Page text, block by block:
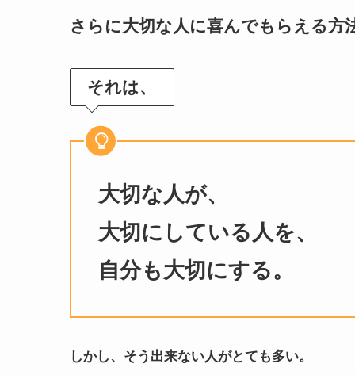
さらに大切な人に喜んでもらえる方
それは、
大切な人が、
大切にしている人を、
自分も大切にする。
しかし、そう出来ない人がとても多い。